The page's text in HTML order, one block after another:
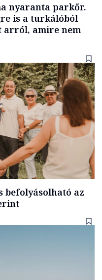
nyaranta parkőr.
is a turkálóból
arról, amire nem
befolyásolható az